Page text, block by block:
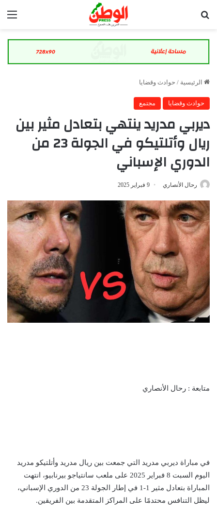
الرئيسية / حوادث وقضايا
حوادث وقضايا مجتمع
ديربي مدريد ينتهي بتعادل مثير بين
ريال وأتلتيكو في الجولة 23 من
الدوري الإسباني
رحال الأنصاري 9 فبراير 2025
متابعة : رحال الأنصاري
في مباراة ديربي مدريد التي جمعت بين ريال مدريد وأتلتيكو مدريد
اليوم السبت 8 فبراير 2025 على ملعب سانتياجو بيرنابيو، انتهت
المباراة بتعادل مثير 1-1 في إطار الجولة 23 من الدوري الإسباني،
ليظل التنافس محتدمًا على المراكز المتقدمة بين الفريقين.